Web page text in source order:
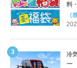
料
「
（
冷
ー